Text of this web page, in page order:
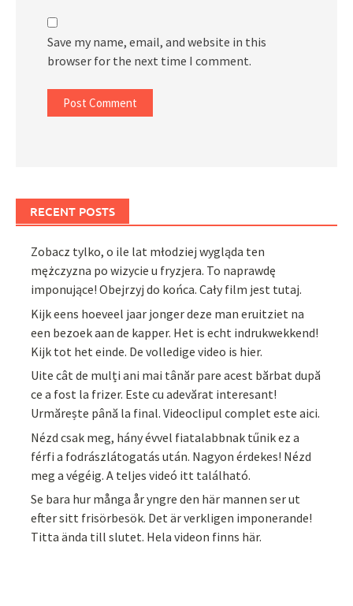
Save my name, email, and website in this
browser for the next time I comment.
RECENT POSTS
Zobacz tylko, o ile lat młodziej wygląda ten
mężczyzna po wizycie u fryzjera. To naprawdę
imponujące! Obejrzyj do końca. Cały film jest tutaj.
Kijk eens hoeveel jaar jonger deze man eruitziet na
een bezoek aan de kapper. Het is echt indrukwekkend!
Kijk tot het einde. De volledige video is hier.
Uite cât de mulți ani mai tânăr pare acest bărbat după
ce a fost la frizer. Este cu adevărat interesant!
Urmărește până la final. Videoclipul complet este aici.
Nézd csak meg, hány évvel fiatalabbnak tűnik ez a
férfi a fodrászlátogatás után. Nagyon érdekes! Nézd
meg a végéig. A teljes videó itt található.
Se bara hur många år yngre den här mannen ser ut
efter sitt frisörbesök. Det är verkligen imponerande!
Titta ända till slutet. Hela videon finns här.